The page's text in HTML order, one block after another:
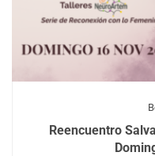
Reencuentro